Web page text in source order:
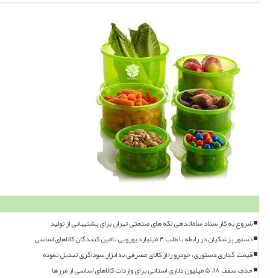
شروع به کار ستاد ساماندهی لکه های صنعتی تهران برای پشتیبانی از تولید
دستور پزشکیان در رابطه با طلب ۴ میلیارد یورویی تامین کنندگان کالاهای اساسی
قیمت گذاری دستوری، خودرو را از کالای مصرفی به ابزار سوداگری تبدیل نموده
حذف سقف ۱۸، ۵ میلیون دلاری استانی برای واردات کالاهای اساسی از مرزها